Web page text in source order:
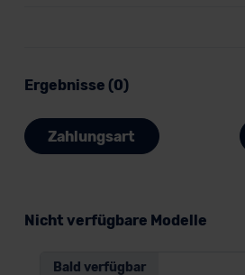
Ergebnisse (0)
Zahlungsart
Nicht verfügbare Modelle
Bald verfügbar